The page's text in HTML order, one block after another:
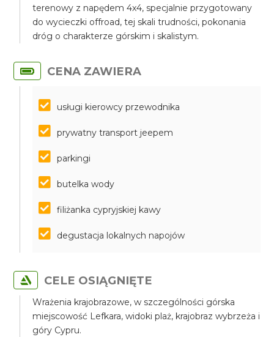
terenowy z napędem 4x4, specjalnie przygotowany
do wycieczki offroad, tej skali trudności, pokonania
dróg o charakterze górskim i skalistym.
CENA ZAWIERA
usługi kierowcy przewodnika
prywatny transport jeepem
parkingi
butelka wody
filiżanka cypryjskiej kawy
degustacja lokalnych napojów
CELE OSIĄGNIĘTE
Wrażenia krajobrazowe, w szczególności górska
miejscowość Lefkara, widoki plaż, krajobraz wybrzeża i
góry Cypru.